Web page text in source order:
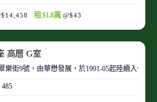
租 $1.8萬 @$43
高層 G室
樂街9號，由華懋發展，於1991-05起陸續入伙
485